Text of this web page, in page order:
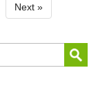
Next »